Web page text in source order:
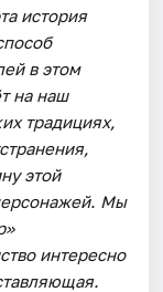
история
в этом
на наш
традициях,
этой
Мы
интересно